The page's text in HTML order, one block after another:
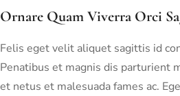
Ornare Quam Viverra Orci
Felis eget velit aliquet sagittis id
Penatibus et magnis dis parturient
et netus et malesuada fames ac.